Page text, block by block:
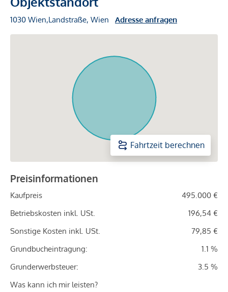
1030 Wien,Landstraße, Wien Adresse anfragen
Fahrtzeit berechnen
Preisinformationen
Kaufpreis
495.000 €
Betriebskosten inkl. USt.
196,54 €
Sonstige Kosten inkl. USt.
79,85 €
Grundbucheintragung:
1.1 %
Grunderwerbsteuer:
3.5 %
Was kann ich mir leisten?